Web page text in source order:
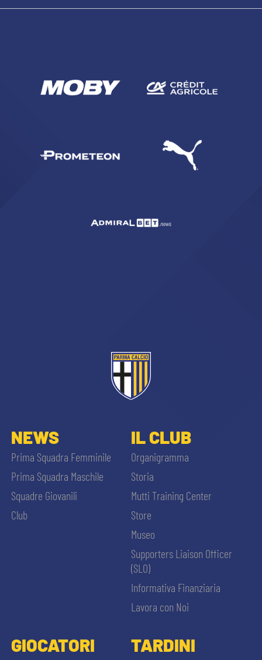
NEWS
Prima Squadra Femminile
Prima Squadra Maschile
Squadre Giovanili
Club
IL CLUB
Organigramma
Storia
Mutti Training Center
Store
Museo
Supporters Liaison Officer
(SLO)
Informativa Finanziaria
Lavora con Noi
GIOCATORI TARDINI